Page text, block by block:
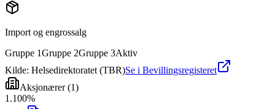
Import og engrossalg
Gruppe 1Gruppe 2Gruppe 3Aktiv
Kilde: Helsedirektoratet (TBR)Se i Bevillingsregisteret
Aksjonærer(1)
1 .100%